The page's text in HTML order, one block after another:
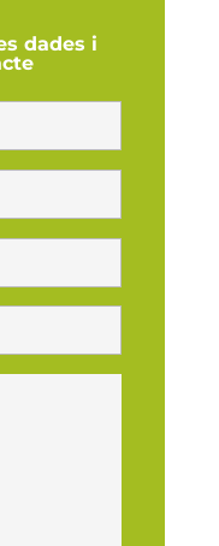
dades i